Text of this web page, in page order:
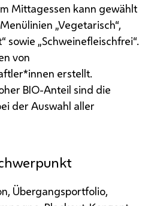
Mittagessen kann gewählt
„Vegetarisch“,
sowie „Schweinefleischfrei“.
von
erstellt.
BIO-Anteil sind die
der Auswahl aller
Übergangsportfolio,